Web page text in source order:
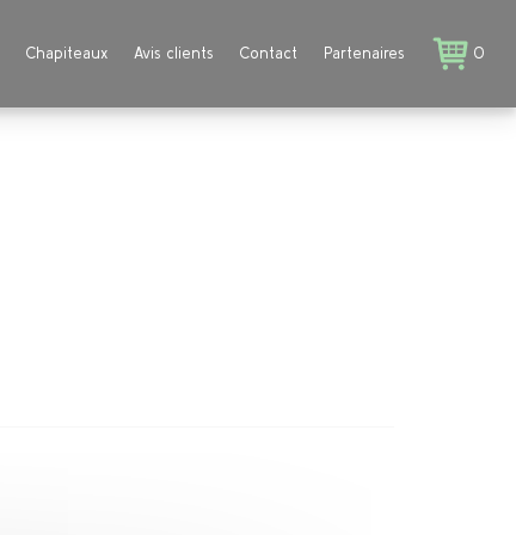
Chapiteaux Avis clients Contact Partenaires 0